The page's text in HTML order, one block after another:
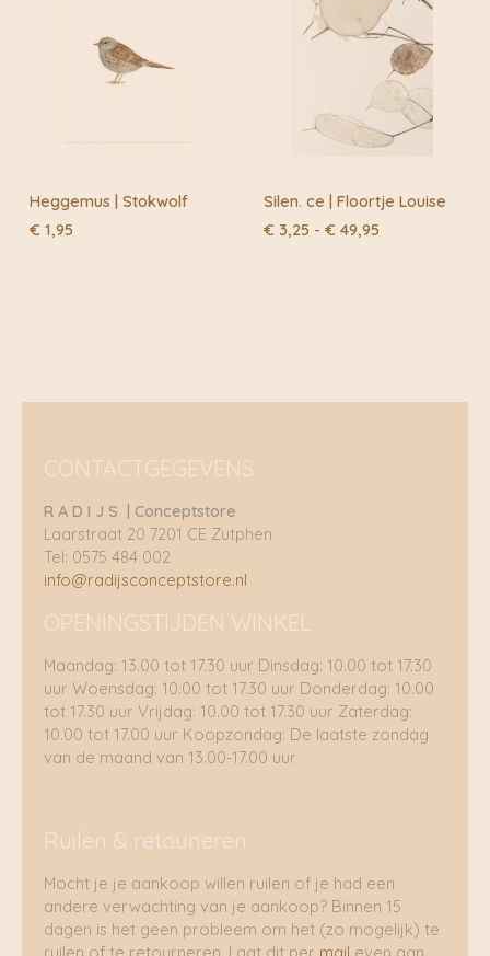
Heggemus | Stokwolf
€ 1,95
Silen. ce | Floortje Louise
€ 3,25 - € 49,95
CONTACTGEGEVENS
R A D I J S | Conceptstore
Laarstraat 20 7201 CE Zutphen
Tel: 0575 484 002
info@radijsconceptstore.nl
OPENINGSTIJDEN WINKEL
Maandag: 13.00 tot 17.30 uur Dinsdag: 10.00 tot 17.30
uur Woensdag: 10.00 tot 17.30 uur Donderdag: 10.00
tot 17.30 uur Vrijdag: 10.00 tot 17.30 uur Zaterdag:
10.00 tot 17.00 uur Koopzondag: De laatste zondag
van de maand van 13.00-17.00 uur
Ruilen & retouneren
Mocht je je aankoop willen ruilen of je had een
andere verwachting van je aankoop? Binnen 15
dagen is het geen probleem om het (zo mogelijk) te